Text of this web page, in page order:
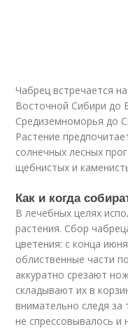
Чабрец встречается
Восточной Сибири до
Средиземноморья до
Растение
солнечных лесных
щебнистых и
Как и когда
В лечебных целях
растения. Сбор
цветения: с конца
облиственные части
аккуратно срезают
складывают их в
внимательно следя
не спрессовывалось и